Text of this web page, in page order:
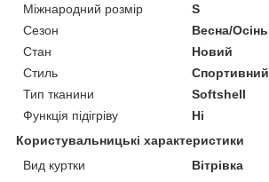
Міжнародний розмір
S
Сезон
Весна/Осінь
Стан
Новий
Стиль
Спортивний
Тип тканини
Softshell
Функція підігріву
Ні
Користувальницькі характеристики
Вид куртки
Вітрівка